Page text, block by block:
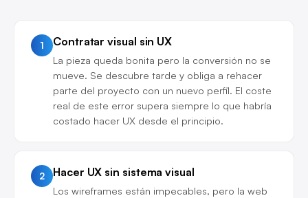
1 Contratar visual sin UX
La pieza queda bonita pero la conversión no se
mueve. Se descubre tarde y obliga a rehacer
parte del proyecto con un nuevo perfil. El coste
real de este error supera siempre lo que habría
costado hacer UX desde el principio.
2 Hacer UX sin sistema visual
Los wireframes están impecables, pero la web